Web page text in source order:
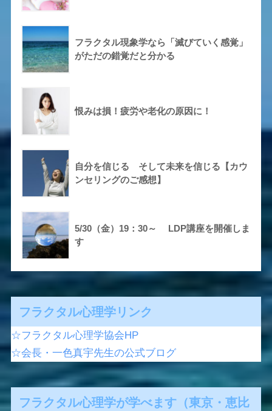
フラクタル現象学なら「滅びていく感覚」
がただの錯覚だと分かる
恨みは損！疲労や老化の原因に！
自分を信じる そして未来を信じる【カウ
ンセリングのご感想】
5/30（金）19：30～ LDP講座を開催しま
す
フラクタル心理学リンク
☆フラクタル心理学協会HP
☆会長・一色真宇先生の公式ブログ
フラクタル心理学が学べます（東京・恵比